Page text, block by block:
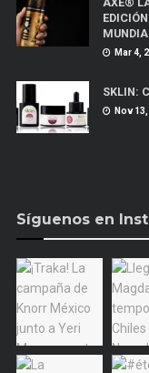
Mar 4,
SKLIN:
Nov
Síguenos en